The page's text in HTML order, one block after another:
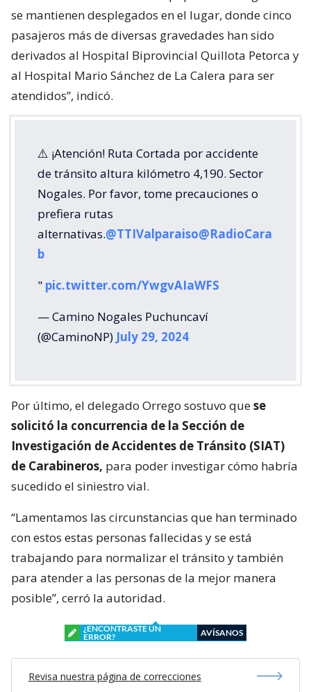
se mantienen desplegados en el lugar, donde cinco
pasajeros más de diversas gravedades han sido
derivados al Hospital Biprovincial Quillota Petorca y
al Hospital Mario Sánchez de La Calera para ser
atendidos”, indicó.
⚠️ ¡Atención! Ruta Cortada por accidente
de tránsito altura kilómetro 4,190. Sector
Nogales. Por favor, tome precauciones o
prefiera rutas
alternativas.@TTIValparaiso@RadioCara
b
" pic.twitter.com/YwgvAIaWFS
— Camino Nogales Puchuncaví
(@CaminoNP) July 29, 2024
Por último, el delegado Orrego sostuvo quese
solicitó la concurrencia de la Sección de
Investigación de Accidentes de Tránsito (SIAT)
de Carabineros, para poder investigar cómo habría
sucedido el siniestro vial.
“Lamentamos las circunstancias que han terminado
con estos estas personas fallecidas y se está
trabajando para normalizar el tránsito y también
para atender a las personas de la mejor manera
posible”, cerró la autoridad.
¿ENCONTRASTE UN
ERROR?
AVÍSANOS
Revisa nuestra página de correcciones